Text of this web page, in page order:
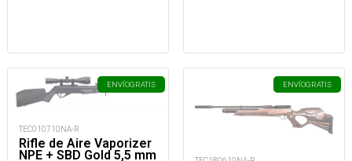
ENVÍOGRATIS
TEC010710NA-R
Rifle de Aire Vaporizer
NPE + SBD Gold 5,5 mm
ENVÍOGRATIS